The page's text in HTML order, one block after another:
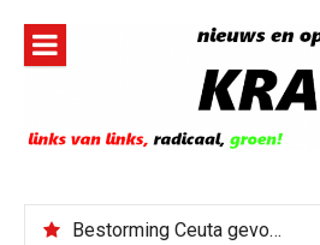
inhoud
Bestorming Ceuta gevolg van op sociale media verspreide hoax?